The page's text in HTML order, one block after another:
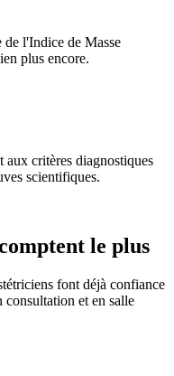
l'Indice de Masse
plus encore.
aux critères diagnostiques
scientifiques.
le plus
font déjà confiance
et en salle